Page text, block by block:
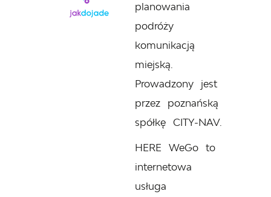
planowania
podróży
komunikacją
miejską.
Prowadzony jest
przez poznańską
spółkę CITY-NAV.
HERE WeGo to
internetowa
usługa